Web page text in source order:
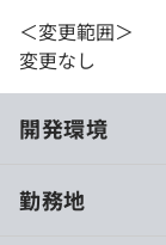
＜変更範囲＞
変更なし
開発環境
勤務地